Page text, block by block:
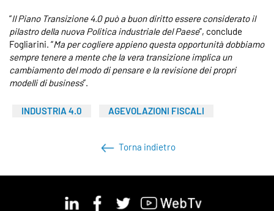
“Il Piano Transizione 4.0 può a buon diritto essere considerato il
pilastro della nuova Politica industriale del Paese”, conclude
Fogliarini. “Ma per cogliere appieno questa opportunità dobbiamo
sempre tenere a mente che la vera transizione implica un
cambiamento del modo di pensare e la revisione dei propri
modelli di business”.
INDUSTRIA 4.0 AGEVOLAZIONI FISCALI
Torna indietro